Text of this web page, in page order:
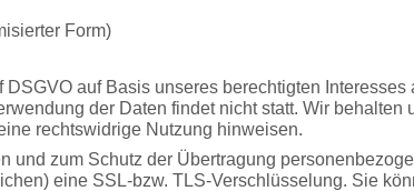
Form)
DSGVO auf Basis unseres berechtigten
der Daten findet nicht statt. Wir
rechtswidrige Nutzung hinweisen.
und zum Schutz der Übertragung
eine SSL-bzw. TLS-Verschlüsselung. Sie